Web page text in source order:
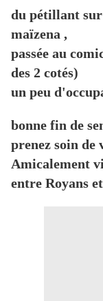
du pétillant
maïzena ,
passée au
des 2 cotés)
un peu
bonne fin de
prenez soin de
Amicalement
entre Royans